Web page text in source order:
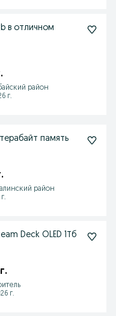
в отличном
район
г.
память
район
Deck OLED 1Тб
г.